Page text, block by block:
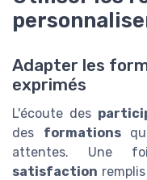
Adapter les
exprimés
L'écoute des
des formationsqui
attentes. Une
satisfaction